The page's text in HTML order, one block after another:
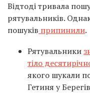
Відтоді тривала
рятувальників.
пошуків припинили.
Рятувальники
тіло
якого шукали
Гетиня у